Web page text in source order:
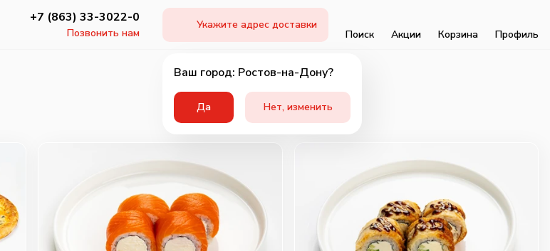
+7 (863) 33-3022-0
Позвонить нам
Укажите адрес доставки
Ваш город: Ростов-на-Дону?
Да Нет, изменить
Поиск Акции Корзина Профиль